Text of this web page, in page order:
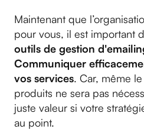
Maintenant que
pour vous, il est important
outils de gestion
Communiquer
vos services. Car, même
produits ne sera pas
juste valeur si votre
au point.